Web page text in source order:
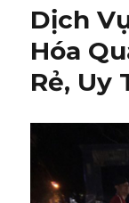
Dịch
Hóa
Rẻ, Uy